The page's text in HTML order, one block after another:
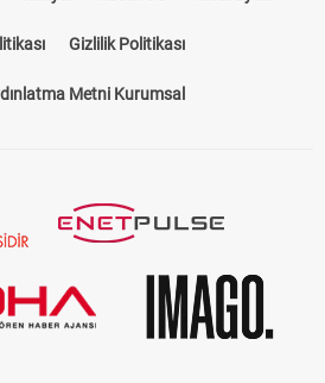
Gizlilik Politikası
Metni Kurumsal